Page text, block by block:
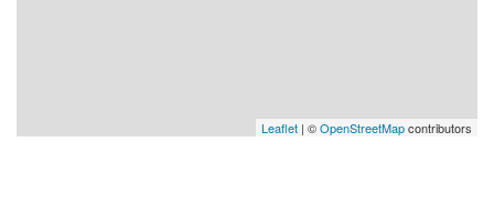
Leaflet | ©OpenStreetMapcontributors